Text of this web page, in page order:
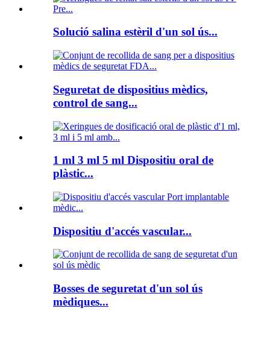
Solució salina estèril d'un sol ús...
Seguretat de dispositius mèdics,
control de sang...
1 ml 3 ml 5 ml Dispositiu oral de
plàstic...
Dispositiu d'accés vascular...
Bosses de seguretat d'un sol ús
mèdiques...